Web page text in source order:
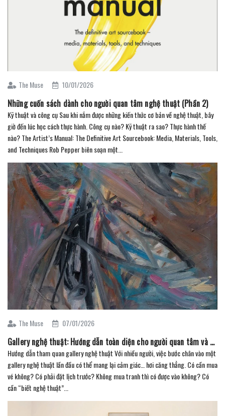
The Muse 10/01/2026
Những cuốn sách dành cho người quan tâm nghệ thuật (Phần 2)
Kỹ thuật và công cụ Sau khi nắm được những kiến thức cơ bản về nghệ thuật, bây
giờ đến lúc học cách thực hành. Công cụ nào? Kỹ thuật ra sao? Thực hành thế
nào? The Artist’s Manual: The Definitive Art Sourcebook: Media, Materials, Tools,
and Techniques Rob Pepper biên soạn một...
The Muse 07/01/2026
Gallery nghệ thuật: Hướng dẫn toàn diện cho người quan tâm và sưu tầm (Phần 5)
Hướng dẫn tham quan gallery nghệ thuật Với nhiều người, việc bước chân vào một
gallery nghệ thuật lần đầu có thể mang lại cảm giác… hơi căng thẳng. Có cần mua
vé không? Có phải đặt lịch trước? Không mua tranh thì có được vào không? Có
cần “biết nghệ thuật”...